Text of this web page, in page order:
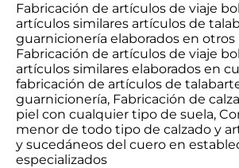
Fabricación de artículos de viaje
artículos similares artículos de
guarnicionería elaborados en otros
Fabricación de artículos de viaje
artículos similares elaborados en
fabricación de artículos de
guarnicionería, Fabricación de
piel con cualquier tipo de suela,
menor de todo tipo de calzado y
y sucedáneos del cuero en
especializados